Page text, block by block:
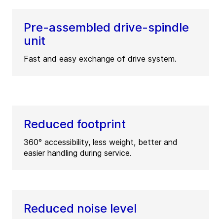
Pre-assembled drive-spindle
unit
Fast and easy exchange of drive system.
Reduced footprint
360° accessibility, less weight, better and
easier handling during service.
Reduced noise level